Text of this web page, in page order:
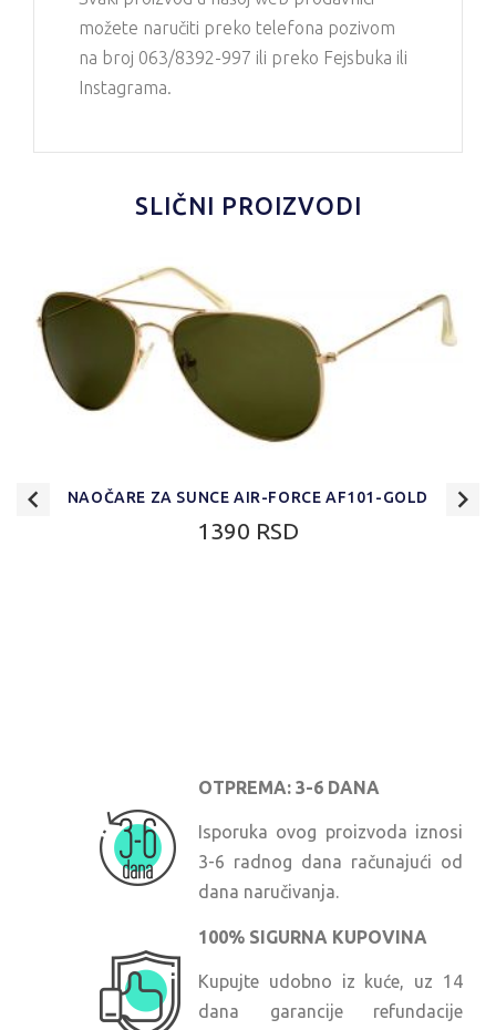
možete naručiti preko telefona pozivom
na broj 063/8392-997 ili preko Fejsbuka ili
Instagrama.
SLIČNI PROIZVODI
NAOČARE ZA SUNCE AIR-FORCE AF101-GOLD
1390 RSD
OTPREMA: 3-6 DANA
Isporuka ovog proizvoda iznosi
3-6 radnog dana računajući od
dana naručivanja.
100% SIGURNA KUPOVINA
Kupujte udobno iz kuće, uz 14
dana garancije refundacije